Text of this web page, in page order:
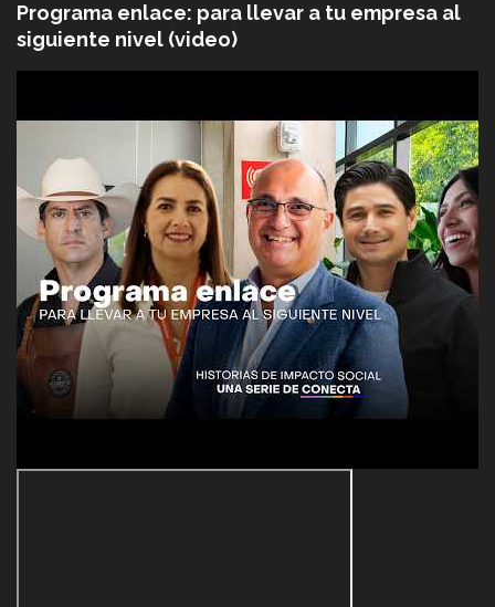
Programa enlace: para llevar a tu empresa al
siguiente nivel (video)